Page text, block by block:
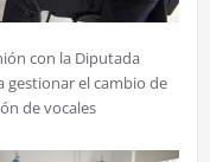
con la Diputada
gestionar el cambio de
de vocales